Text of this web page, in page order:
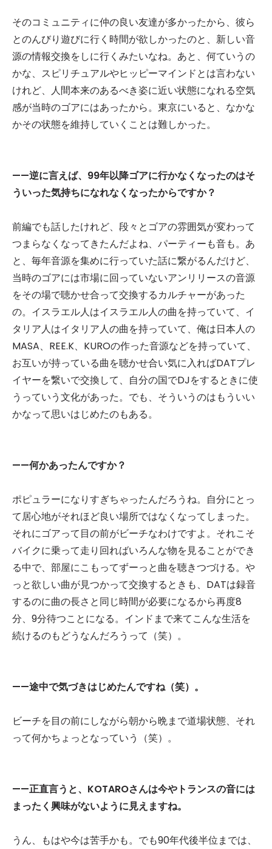
そのコミュニティに仲の良い友達が多かったから、彼ら
とのんびり遊びに行く時間が欲しかったのと、新しい音
源の情報交換をしに行くみたいなね。あと、何ていうの
かな、スピリチュアルやヒッピーマインドとは言わない
けれど、人間本来のあるべき姿に近い状態になれる空気
感が当時のゴアにはあったから。東京にいると、なかな
かその状態を維持していくことは難しかった。
——逆に言えば、99年以降ゴアに行かなくなったのはそ
ういった気持ちになれなくなったからですか？
前編でも話したけれど、段々とゴアの雰囲気が変わって
つまらなくなってきたんだよね、パーティーも音も。あ
と、毎年音源を集めに行っていた話に繋がるんだけど、
当時のゴアには市場に回っていないアンリリースの音源
をその場で聴かせ合って交換するカルチャーがあった
の。イスラエル人はイスラエル人の曲を持っていて、イ
タリア人はイタリア人の曲を持っていて、俺は日本人の
MASA、REE.K、KUROの作った音源などを持っていて、
お互いが持っている曲を聴かせ合い気に入ればDATプレ
イヤーを繋いで交換して、自分の国でDJをするときに使
うっていう文化があった。でも、そういうのはもういい
かなって思いはじめたのもある。
——何かあったんですか？
ポピュラーになりすぎちゃったんだろうね。自分にとっ
て居心地がそれほど良い場所ではなくなってしまった。
それにゴアって目の前がビーチなわけですよ。それこそ
バイクに乗って走り回ればいろんな物を見ることができ
る中で、部屋にこもってずーっと曲を聴きつづける。や
っと欲しい曲が見つかって交換するときも、DATは録音
するのに曲の長さと同じ時間が必要になるから再度8
分、9分待つことになる。インドまで来てこんな生活を
続けるのもどうなんだろうって（笑）。
——途中で気づきはじめたんですね（笑）。
ビーチを目の前にしながら朝から晩まで道場状態、それ
って何かちょっとなっていう（笑）。
——正直言うと、KOTAROさんは今やトランスの音には
まったく興味がないように見えますね。
うん、もはや今は苦手かも。でも90年代後半位までは、